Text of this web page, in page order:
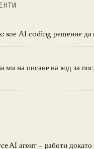
кое AI coding решение да
ми на писане на код за
AI агент – работи